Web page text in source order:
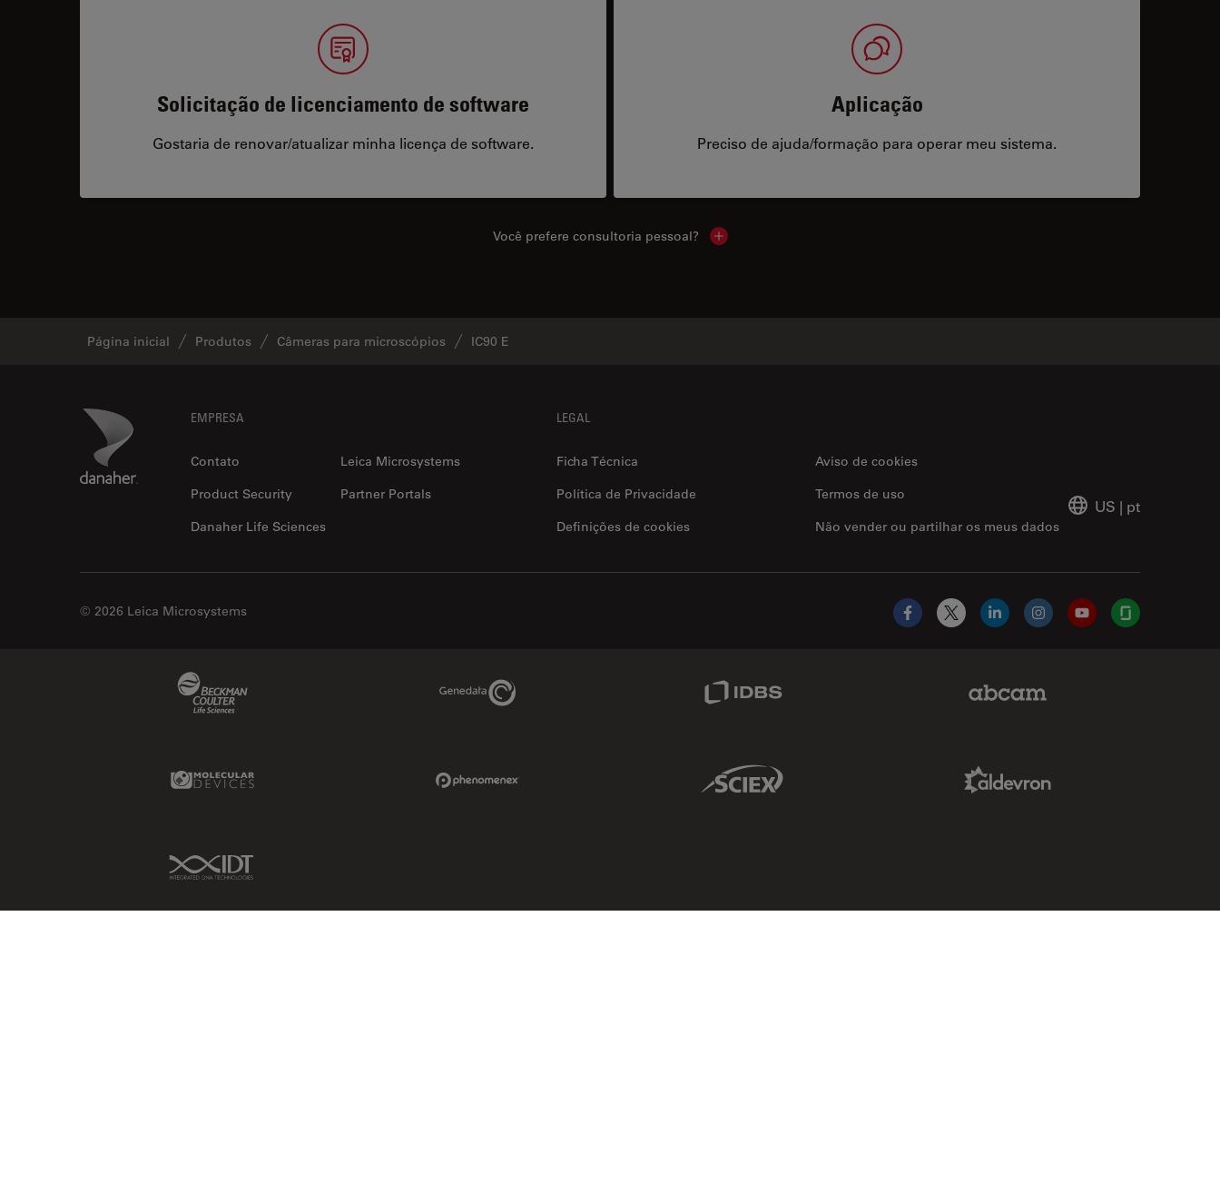
Solicitação de licenciamento de software
Gostaria de renovar/atualizar minha licença de software.
Aplicação
Preciso de ajuda/formação para operar meu sistema.
Você prefere consultoria pessoal? Show local contacts
Página inicial Produtos Câmeras para microscópios IC90 E
Danaher Logo EMPRESA
Contato
Leica Microsystems
Product Security
Partner Portals
Danaher Life Sciences
LEGAL
Ficha Técnica
Aviso de cookies
Política de Privacidade
Não vender ou partilhar os meus dados
Termos de uso
Definições de cookies
US | pt
© 2026 Leica Microsystems
Facebook
X LinkedInInstagramYouTubeGlassdoor
Genedata Link
Molecular Devices Link Sciex Link
IDT Link